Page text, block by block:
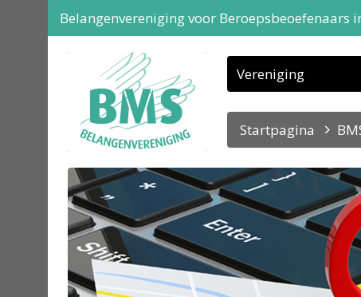
Belangenvereniging voor Beroepsbeoefenaars
Vereniging
Startpagina